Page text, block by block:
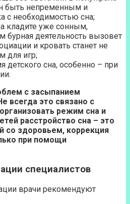
быть непременным и
с необходимостью сна;
кладите уже сонным,
бурная деятельность вызовет
и кровать станет не
для игр;
детского сна, особенно – при
с засыпанием
всегда это связано с
режим сна и
расстройство сна – это
со здоровьем, коррекция
при помощи
специалистов
врачи рекомендуют